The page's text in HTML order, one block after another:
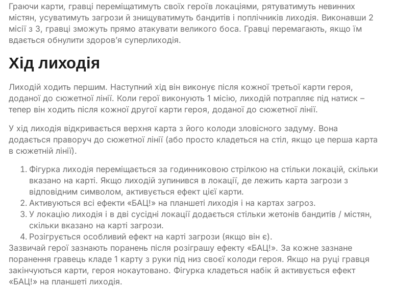
Граючи карти, гравці переміщатимуть своїх героїв локаціями, рятуватимуть невинних
містян, усуватимуть загрози й знищуватимуть бандитів і поплічників лиходія. Виконавши 2
місії з 3, гравці зможуть прямо атакувати великого боса. Гравці перемагають, якщо їм
вдається обнулити здоров’я суперлиходія.
Хід лиходія
Лиходій ходить першим. Наступний хід він виконує після кожної третьої карти героя,
доданої до сюжетної лінії. Коли герої виконують 1 місію, лиходій потрапляє під натиск –
тепер він ходить після кожної другої карти героя, доданої до сюжетної лінії.
У хід лиходія відкривається верхня карта з його колоди зловісного задуму. Вона
додається праворуч до сюжетної лінії (або просто кладеться на стіл, якщо це перша карта
в сюжетній лінії).
Фігурка лиходія переміщається за годинниковою стрілкою на стільки локацій, скільки
вказано на карті. Якщо лиходій зупинився в локації, де лежить карта загрози з
відповідним символом, активується ефект цієї карти.
Активуються всі ефекти «БАЦ!» на планшеті лиходія і на картах загроз.
У локацію лиходія і в дві сусідні локації додається стільки жетонів бандитів / містян,
скільки вказано на карті загрози.
Розігрується особливий ефект на карті загрози (якщо він є).
Зазвичай герої зазнають поранень після розіграшу ефекту «БАЦ!». За кожне зазнане
поранення гравець кладе 1 карту з руки під низ своєї колоди героя. Якщо на руці гравця
закінчуються карти, героя нокаутовано. Фігурка кладеться набік й активується ефект
«БАЦ!» на планшеті лиходія.